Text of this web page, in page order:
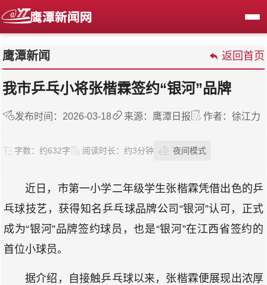
鹰潭新闻 返回首页
我市乒乓小将张楷霖签约“银河”品牌
发布时间：2026-03-18 来源：鹰潭日报 作者：徐江力
字数： 约632字 阅读时长： 约3分钟 夜间模式
近日，市第一小学二年级学生张楷霖凭借出色的乒
乓球技艺，获得知名乒乓球品牌公司“银河”认可，正式
成为“银河”品牌签约球员，也是“银河”在江西省签约的
首位小球员。
据介绍，自接触乒乓球以来，张楷霖便展现出浓厚